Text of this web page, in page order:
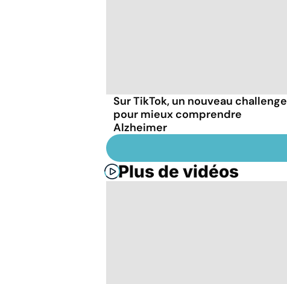
Sur TikTok, un nouveau challenge
pour mieux comprendre
Alzheimer
Plus de vidéos